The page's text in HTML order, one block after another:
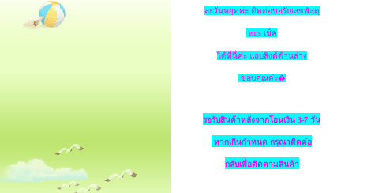
ละวันหยุดค่ะ ติดต่อขอรับเลขพัสดุ
ems เช็ค
ได้ที่นี่ค่ะ แถบลิงค์ด้านล่าง
ขอบคุณค่ะ�
รอรับสินค้าหลังจากโอนเงิน 3-7 วัน
หากเกินกำหนด กรุณาติดต่อ
กลับเพื่อติดตามสินค้า